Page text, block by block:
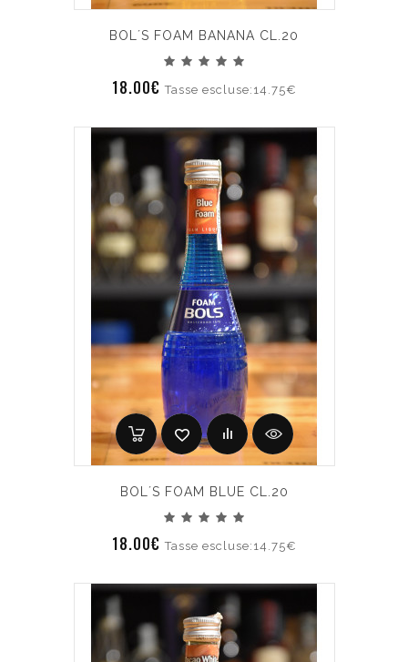
BOL´S FOAM BANANA CL.20
18.00€Tasse escluse:14.75€
BOL´S FOAM BLUE CL.20
18.00€Tasse escluse:14.75€